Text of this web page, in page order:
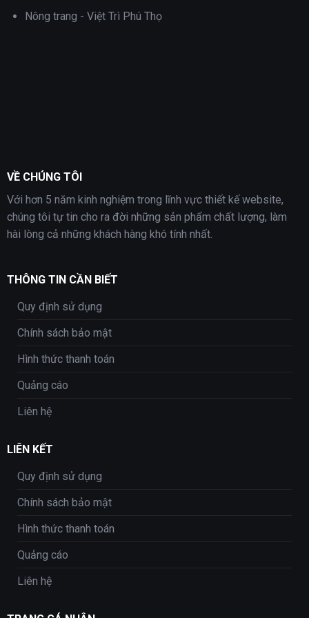
Nông trang - Việt Trì Phú Thọ
VỀ CHÚNG TÔI
Với hơn 5 năm kinh nghiệm trong lĩnh vực thiết kế website,
chúng tôi tự tin cho ra đời những sản phẩm chất lượng, làm
hài lòng cả những khách hàng khó tính nhất.
THÔNG TIN CẦN BIẾT
Quy định sử dụng
Chính sách bảo mật
Hình thức thanh toán
Quảng cáo
Liên hệ
LIÊN KẾT
Quy định sử dụng
Chính sách bảo mật
Hình thức thanh toán
Quảng cáo
Liên hệ